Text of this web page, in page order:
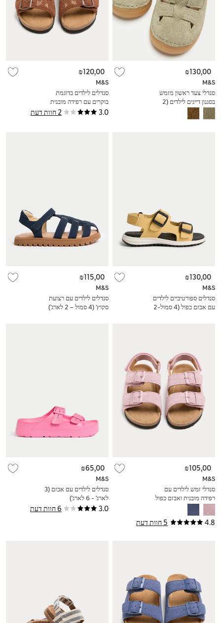
M&S
סנדלי צעד ראשון מזמש
בסגנון דייגים לילדים (2
סמול-5 סמול)
₪130,00
3.0 2 חוות דעת
M&S
סנדלים לילדים בדוגמת
בוקרים עם רפידה מובנית
(4 סמול - 2 לארג')
₪120,00
M&S
סנדלים ספורטיביים לילדים
עם אבזם כפול (4 סמול-2
₪130,00
M&S
סנדלים לילדים עם רצועת
סקוץ' (4 סמול – 2 לארג')
₪115,00
4.8 5 חוות דעת
M&S
סנדלי זמש לילדים עם
רפידה מובנית ואבזם כפול
₪105,00
3.0 6 חוות דעת
M&S
סנדלים לילדים עם אבזם (3
לארג' - 6 לארג')
₪65,00